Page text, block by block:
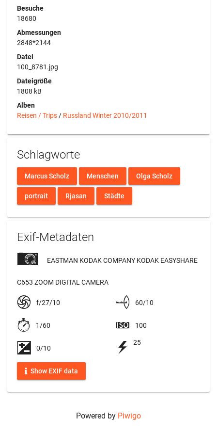
Besuche
18680
Abmessungen
2848*2144
Datei
100_8781.jpg
Dateigröße
1808 kB
Alben
Reisen / Trips/ Russland Winter 2010/2011
Schlagworte
Marcus Scholz Menschen Olga Scholz
portrait Rjasan Städte
Exif-Metadaten
EASTMAN KODAK COMPANY KODAK EASYSHARE
C653 ZOOM DIGITAL CAMERA
f/27/10 60/10
1/60 100
0/10
25
Show EXIF data
Powered by Piwigo